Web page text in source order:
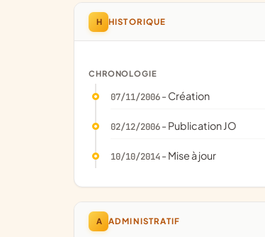
H HISTORIQUE
CHRONOLOGIE
07/11/2006- Création
02/12/2006- Publication JO
10/10/2014- Mise à jour
A ADMINISTRATIF